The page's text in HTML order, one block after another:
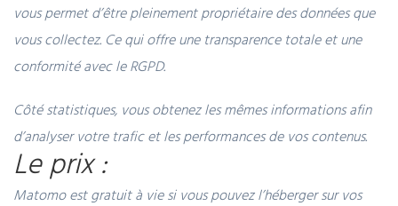
vous permet d’être pleinement propriétaire des données que
vous collectez. Ce qui offre une transparence totale et une
conformité avec le RGPD.
Côté statistiques, vous obtenez les mêmes informations afin
d’analyser votre trafic et les performances de vos contenus.
Le prix :
Matomo est gratuit à vie si vous pouvez l’héberger sur vos